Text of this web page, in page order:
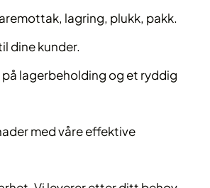
lagring, plukk, pakk.
dine kunder.
lagerbeholding og et ryddig
med våre effektive